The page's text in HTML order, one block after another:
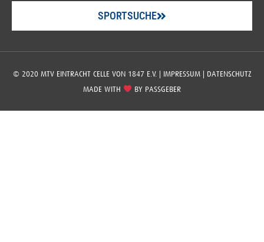
SPORTSUCHE
© 2020 MTV EINTRACHT CELLE VON 1847 E.V. | IMPRESSUM| DATENSCHUTZ
MADE WITH
BY PASSGEBER